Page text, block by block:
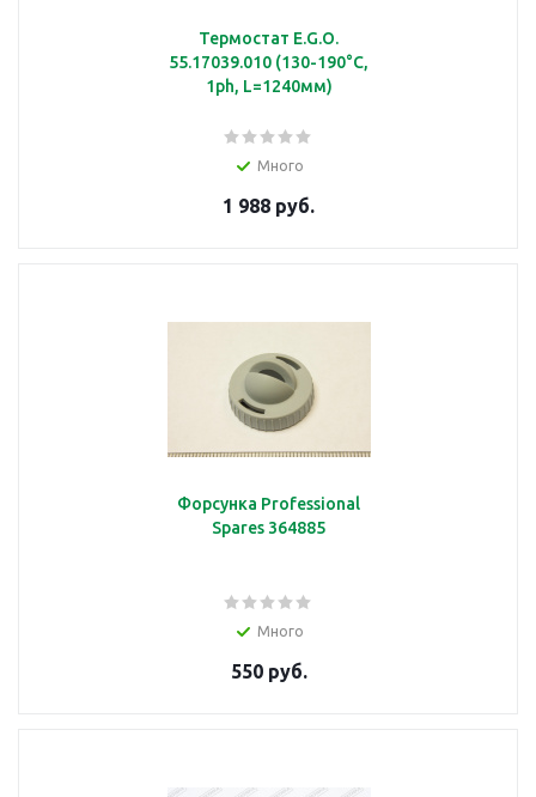
Горелка
Термостат E.G.O.
55.17039.010 (130-190°C,
1ph, L=1240мм)
Много
1 988 руб.
Форсунка Professional
Spares 364885
Много
550 руб.